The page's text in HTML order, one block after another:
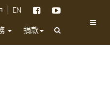
EN
捐款